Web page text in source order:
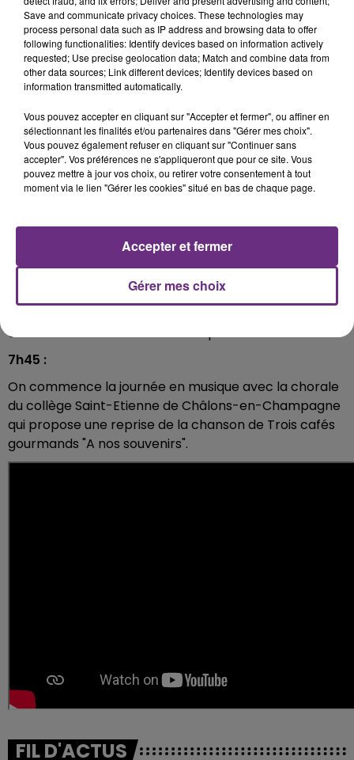
8h :
grand public sans critère d’âge.
Les personnes dont le nom de famille commence par
une lettre située entre A et J ont rdv aujourd’hui de 9h
à 18h dans 8 centres répartis sur toute la ville.
entre K et Z et vendredi ce sera pour tout le monde.
7h45 :
On commence la journée en musique avec la chorale
du collège Saint-Etienne de Châlons-en-Champagne
qui propose une reprise de la chanson de Trois cafés
gourmands "A nos souvenirs".
FIL D'ACTUS
Save and communicate privacy choices. These technologies may
process personal data such as IP address and browsing data to offer
following functionalities: Identify devices based on information actively
requested; Use precise geolocation data; Match and combine data from
other data sources; Link different devices; Identify devices based on
information transmitted automatically.
Vous pouvez accepter en cliquant sur "Accepter et fermer", ou affiner en
sélectionnant les finalités et/ou partenaires dans "Gérer mes choix".
Vous pouvez également refuser en cliquant sur "Continuer sans
accepter". Vos préférences ne s'appliqueront que pour ce site. Vous
pouvez mettre à jour vos choix, ou retirer votre consentement à tout
moment via le lien "Gérer les cookies" situé en bas de chaque page.
Gérer mes choix
Accepter et fermer